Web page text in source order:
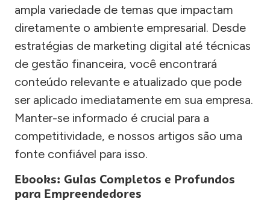
ampla variedade de temas que impactam
diretamente o ambiente empresarial. Desde
estratégias de marketing digital até técnicas
de gestão financeira, você encontrará
conteúdo relevante e atualizado que pode
ser aplicado imediatamente em sua empresa.
Manter-se informado é crucial para a
competitividade, e nossos artigos são uma
fonte confiável para isso.
Ebooks: Guias Completos e Profundos
para Empreendedores